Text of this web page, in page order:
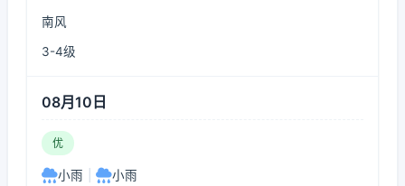
南风
3-4级
08月10日
优
小雨 小雨